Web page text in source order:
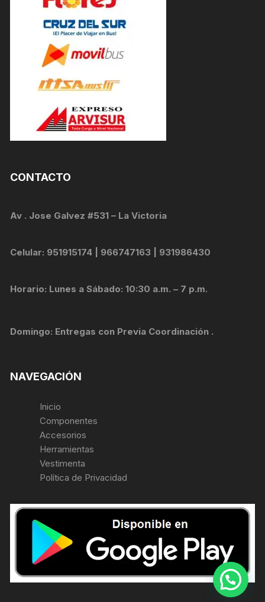
CONTACTO
Av . Jose Galvez #531 – La Victoria
Celular: 951915174 | 966747163 | 931986430
Horario: Lunes a Sábado: 10:30 a.m. – 7 p.m.
Domingo: Entregas con Previa Coordinación .
NAVEGACIÓN
Inicio
Componentes
Accesorios
Herramientas
Vestimenta
Política de Privacidad